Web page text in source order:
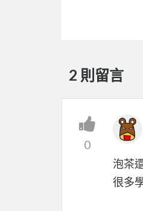
2 則留言
0
泡茶
很多